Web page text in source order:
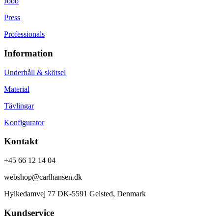
Press
Professionals
Information
Underhåll & skötsel
Material
Tävlingar
Konfigurator
Kontakt
+45 66 12 14 04
webshop@carlhansen.dk
Hylkedamvej 77 DK-5591 Gelsted, Denmark
Kundservice